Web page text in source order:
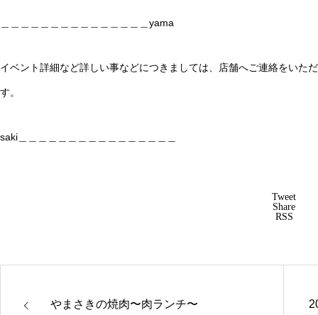
＿＿＿＿＿＿＿＿＿＿＿＿＿＿＿yama
イベント詳細など詳しい事などにつきましては、店舗へご連絡をいた
す。
saki＿＿＿＿＿＿＿＿＿＿＿＿＿＿＿＿
Tweet
Share
RSS
やまさきの焼肉〜肉ランチ〜